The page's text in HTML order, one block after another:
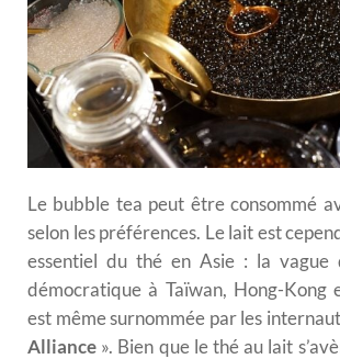
Le bubble tea peut être consommé
selon les préférences. Le lait est
essentiel du thé en Asie : la vague
démocratique à Taïwan, Hong-Kong
est même surnommée par les
Alliance ». Bien que le thé au lait